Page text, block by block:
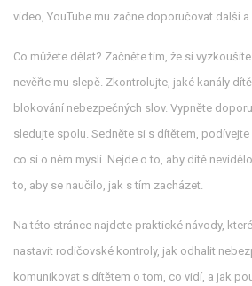
video, YouTube mu začne doporučovat další
Co můžete dělat? Začněte tím, že si
nevěřte mu slepě. Zkontrolujte, jaké kanály
blokování nebezpečných slov. Vypněte
sledujte spolu. Sedněte si s dítětem,
co si o něm myslí. Nejde o to, aby dítě
to, aby se naučilo, jak s tím zacházet.
Na této stránce najdete praktické návody,
nastavit rodičovské kontroly, jak odhalit
komunikovat s dítětem o tom, co vidí, a jak